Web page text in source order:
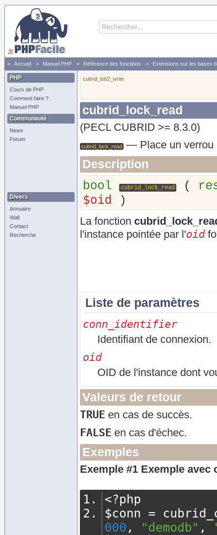
Accueil Manuel PHP Référence des fonctions
Extensions sur les bases
Fonctions CUBRID
cubrid_lock_read - Place un verrou de lecture sur l'OID fourni
PHP
Cours de PHP
Comment faire ?
Manuel PHP
Communauté
News
Forum
Divers
Annuaire
Wall
Contact
Recherche
cubrid_lob2_write
cubrid_lock_read
(PECL CUBRID >= 8.3.0)
cubrid_lock_read — Place un
Description
bool
cubrid_lock_read (
$oid )
La fonction
l'instance pointée par l'oid
Liste de paramètres
conn_identifier
Identifiant de connexion.
oid
OID de l'instance dont
Valeurs de retour
TRUE en cas de succès.
FALSE en cas d'échec.
Exemples
Exemple #1 Exemple avec
<?php
$conn =
000 , "demodb" ,